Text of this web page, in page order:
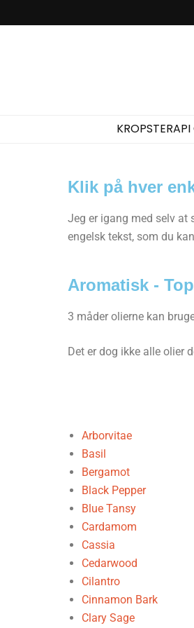
Klik på hver
Jeg er igang med selv at
engelsk tekst, som du
Aromatisk -
3 måder olierne kan
Det er dog ikke alle olier
Arborvitae
Basil
Bergamot
Black Pepper
Blue Tansy
Cardamom
Cassia
Cedarwood
Cilantro
Cinnamon Bark
Clary Sage